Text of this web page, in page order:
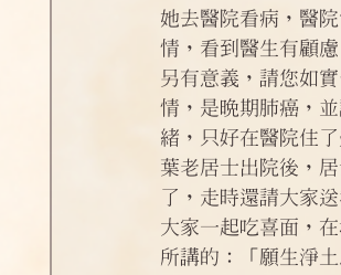
她去醫院看病，醫
情，看到醫生有顧
另有意義，請您如
情，是晚期肺癌，
緒，只好在醫院住
葉老居士出院後，
了，走時還請大家
大家一起吃喜面，
所講的：「願生淨